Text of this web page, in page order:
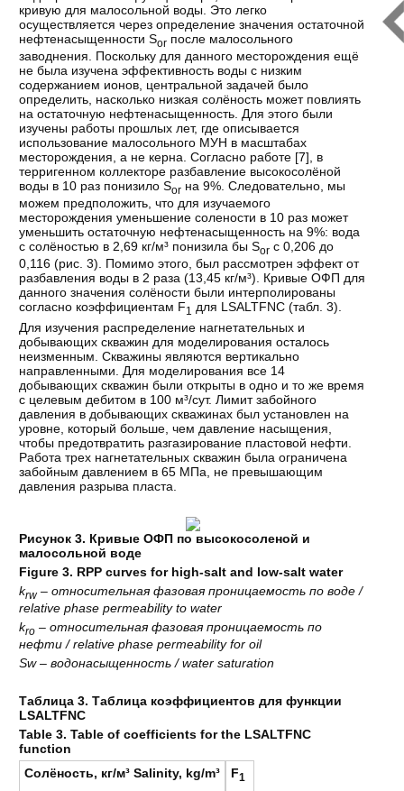
кривую для малосольной воды. Это легко
осуществляется через определение значения остаточной
нефтенасыщенности Sor после малосольного
заводнения. Поскольку для данного месторождения ещё
не была изучена эффективность воды с низким
содержанием ионов, центральной задачей было
определить, насколько низкая солёность может повлиять
на остаточную нефтенасыщенность. Для этого были
изучены работы прошлых лет, где описывается
использование малосольного МУН в масштабах
месторождения, а не керна. Согласно работе [7], в
терригенном коллекторе разбавление высокосолёной
воды в 10 раз понизило Sor на 9%. Следовательно, мы
можем предположить, что для изучаемого
месторождения уменьшение солености в 10 раз может
уменьшить остаточную нефтенасыщенность на 9%: вода
с солёностью в 2,69 кг/м³ понизила бы Sor с 0,206 до
0,116 (рис. 3). Помимо этого, был рассмотрен эффект от
разбавления воды в 2 раза (13,45 кг/м³). Кривые ОФП для
данного значения солёности были интерполированы
согласно коэффициентам F1
для LSALTFNC (табл. 3).
Для изучения распределение нагнетательных и
добывающих скважин для моделирования осталось
неизменным. Скважины являются вертикально
направленными. Для моделирования все 14
добывающих скважин были открыты в одно и то же время
с целевым дебитом в 100 м³/сут. Лимит забойного
давления в добывающих скважинах был установлен на
уровне, который больше, чем давление насыщения,
чтобы предотвратить разгазирование пластовой нефти.
Работа трех нагнетательных скважин была ограничена
забойным давлением в 65 МПа, не превышающим
давления разрыва пласта.
Рисунок 3. Кривые ОФП по высокосоленой и
малосольной воде
Figure 3. RPP curves for high-salt and low-salt water
krw–относительная фазовая проницаемость по воде/
relative phase permeability to water
kro –относительная фазовая проницаемость по
нефти/ relative phase permeability for oil
Sw –водонасыщенность/ water saturation
Таблица 3.Таблица коэффициентов для функции
LSALTFNC
Table 3. Table of coefficients for the LSALTFNC
function
Солёность, кг/м³ Salinity, kg/m³ F1